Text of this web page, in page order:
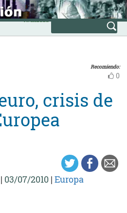
Avanzada
Recomiendo:
0
crisis de
| 03/07/2010 | Europa